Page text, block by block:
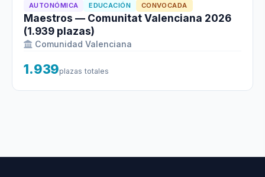
AUTONÓMICA EDUCACIÓN CONVOCADA
Maestros — Comunitat Valenciana 2026
(1.939 plazas)
Comunidad Valenciana
1.939plazas totales